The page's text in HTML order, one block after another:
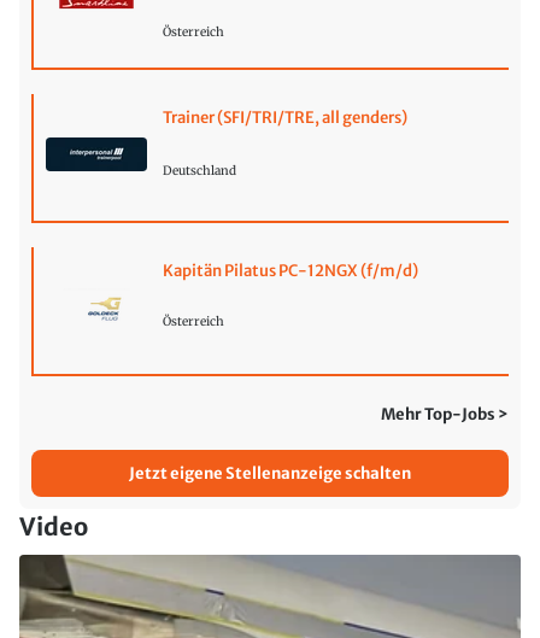
Österreich
Trainer (SFI/TRI/TRE, all genders)
Deutschland
Kapitän Pilatus PC-12NGX (f/m/d)
Österreich
Mehr Top-Jobs >
Jetzt eigene Stellenanzeige schalten
Video